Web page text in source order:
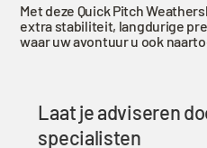
luifel
-
Met deze Quick Pitch
extra stabiliteit, langdurige
waar uw avontuur u ook
Laat je adviseren
specialisten